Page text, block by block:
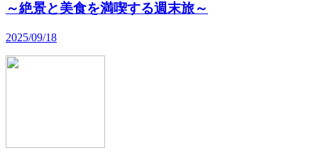
～絶景と美食を満喫する週末旅～
2025/09/18